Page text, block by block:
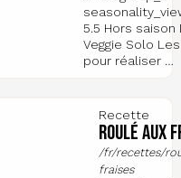
5.5 Hors
Veggie Solo
pour réaliser …
Recette
Roulé aux
/fr/recettes/
fraises